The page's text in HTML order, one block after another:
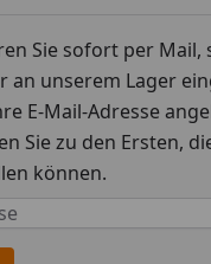
Sie sofort per Mail,
an unserem Lager
E-Mail-Adresse
Sie zu den Ersten,
können.
erforderlich